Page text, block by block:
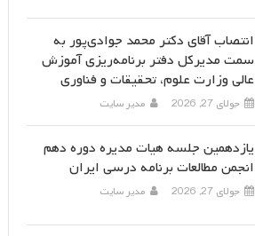
انتصاب آقای دکتر محمد جوادی‌پور به
سمت مدیرکل دفتر برنامه‌ریزی آموزش
عالی وزارت علوم، تحقیقات و فناوری
جولای 27, 2026 مدیر سایت
یازدهمین جلسه هیات مدیره دوره دهم
انجمن مطالعات برنامه درسی ایران
جولای 27, 2026 مدیر سایت